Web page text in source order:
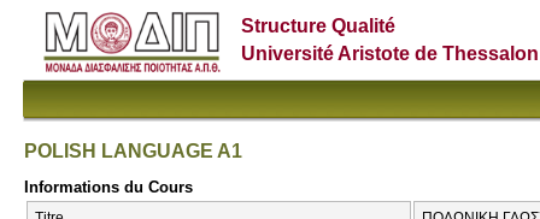
Structure Qualité
Université Aristote de
POLISH LANGUAGE A1
Informations du Cours